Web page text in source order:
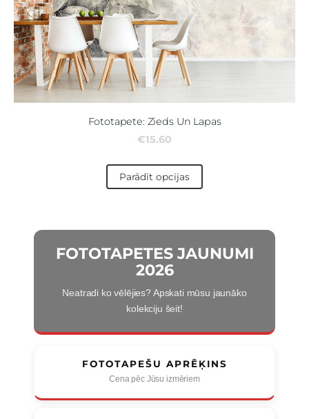
FOTOTAPETES JAUNUMI
2026
Neatradi ko vēlējies? Apskati mūsu jaunāko
kolekciju šeit!
FOTOTAPEŠU APRĒĶINS
Cena pēc Jūsu izmēriem
Fototapete: Zieds Un Lapas
€15.60
Parādīt opcijas